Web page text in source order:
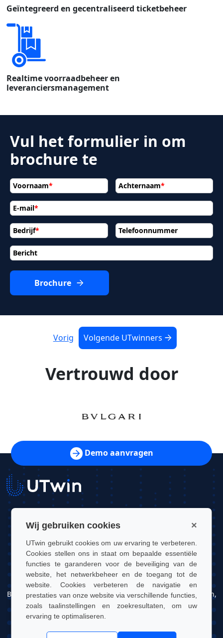
Wij gebruiken cookies ×
UTwin gebruikt cookies om uw ervaring te verbeteren.
Cookies stellen ons in staat om bepaalde essentiële
functies te garanderen voor de beveiliging van de
website, het netwerkbeheer en de toegang tot de
website. Cookies verbeteren de navigatie en
prestaties van onze website via verschillende functies,
zoals taalinstellingen en zoekresultaten, om uw
ervaring te optimaliseren.
Geïntegreerd en gecentraliseerd ticketbeheer
Realtime voorraadbeheer en
leveranciersmanagement
Vul het formulier in om
brochure te
Voornaam* Achternaam*
Bedrijf*
E-mail*
Telefoonnummer
Bericht
Brochure
Vorig Volgende UTwinners
Vertrouwd door
Demo aanvragen
UTwin S.r.l.
Contact: info@utwin.it
BTW: 12255450012
Juridisch adres: Via Davide Bertolotti, 7, 10121, Turijn, Italië
Bedrijfsadres: OGR Tech, Corso Castelfidardo 22, 10128, Turijn,
Italië
UTwin S.r.l. | © UTWIN 2026, alle rechten voorbehouden